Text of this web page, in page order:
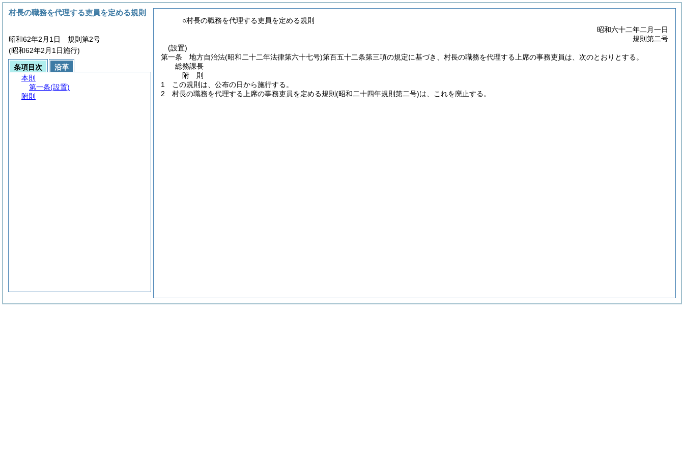
○村長の職務を代理する吏員を定める規則
昭和六十二年二月一日
規則第二号
(設置)
第一条
地方自治法(昭和二十二年法律第六十七号)第百五十二条第三項の規定に基づき、村長の職務を代理する上席の事務吏員は、次のとおりとする。
総務課長
附 則
1
この規則は、公布の日から施行する。
2
村長の職務を代理する上席の事務吏員を定める規則 (昭和二十四年規則第二号)は、これを廃止する。
村長の職務を代理する吏員を定める規則
昭和62年2月1日 規則第2号
(昭和62年2月1日施行)
条項目次
沿革
本則
第一条(設置)
附則